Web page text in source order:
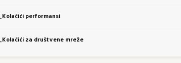
performansi
za društvene mreže